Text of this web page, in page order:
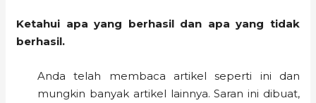
Ketahui apa yang berhasil dan apa yang tidak
berhasil.
Anda telah membaca artikel seperti ini dan
mungkin banyak artikel lainnya. Saran ini dibuat,